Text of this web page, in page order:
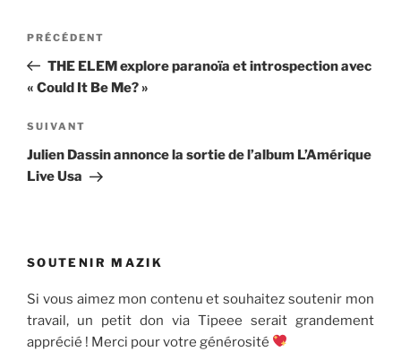
Navigation
l’article
Article
précédent
PRÉCÉDENT
THE ELEM explore paranoïa et introspection avec
« Could It Be Me? »
Article
suivant
SUIVANT
Julien Dassin annonce la sortie de l’album L’Amérique
Live Usa
SOUTENIR MAZIK
Si vous aimez mon contenu et souhaitez soutenir mon
travail, un petit don via Tipeee serait grandement
apprécié ! Merci pour votre générosité